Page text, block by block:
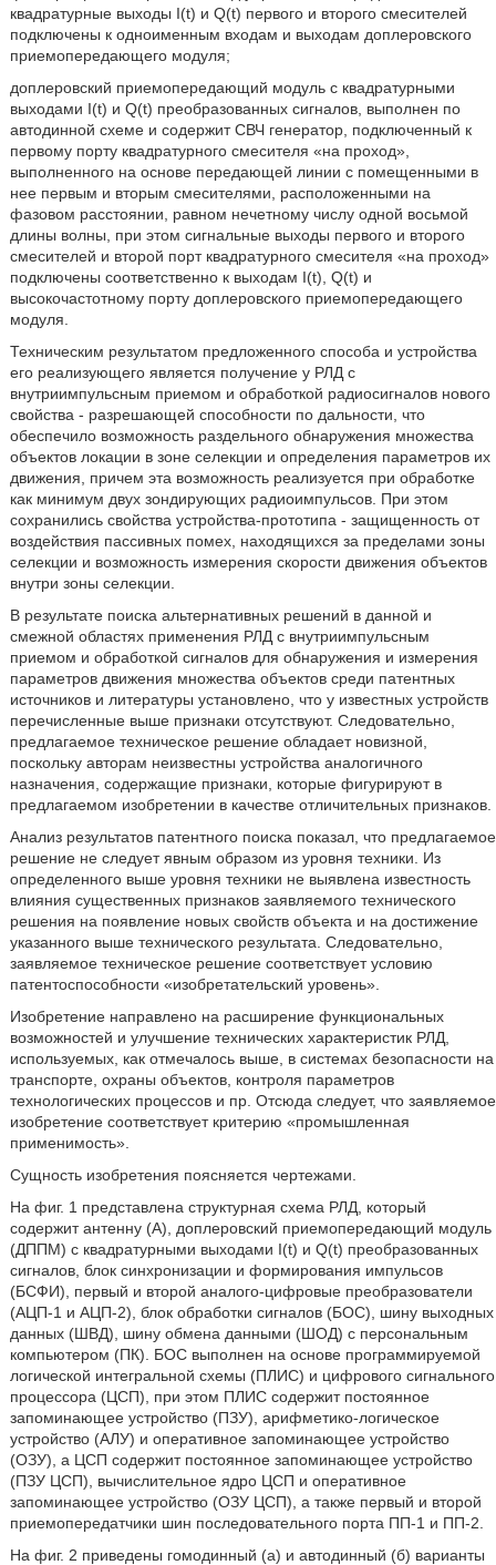
квадратурные выходы I(t) и Q(t) первого и второго смесителей
подключены к одноименным входам и выходам доплеровского
приемопередающего модуля;
доплеровский приемопередающий модуль с квадратурными
выходами I(t) и Q(t) преобразованных сигналов, выполнен по
автодинной схеме и содержит СВЧ генератор, подключенный к
первому порту квадратурного смесителя «на проход»,
выполненного на основе передающей линии с помещенными в
нее первым и вторым смесителями, расположенными на
фазовом расстоянии, равном нечетному числу одной восьмой
длины волны, при этом сигнальные выходы первого и второго
смесителей и второй порт квадратурного смесителя «на проход»
подключены соответственно к выходам I(t), Q(t) и
высокочастотному порту доплеровского приемопередающего
модуля.
Техническим результатом предложенного способа и устройства
его реализующего является получение у РЛД с
внутриимпульсным приемом и обработкой радиосигналов нового
свойства - разрешающей способности по дальности, что
обеспечило возможность раздельного обнаружения множества
объектов локации в зоне селекции и определения параметров их
движения, причем эта возможность реализуется при обработке
как минимум двух зондирующих радиоимпульсов. При этом
сохранились свойства устройства-прототипа - защищенность от
воздействия пассивных помех, находящихся за пределами зоны
селекции и возможность измерения скорости движения объектов
внутри зоны селекции.
В результате поиска альтернативных решений в данной и
смежной областях применения РЛД с внутриимпульсным
приемом и обработкой сигналов для обнаружения и измерения
параметров движения множества объектов среди патентных
источников и литературы установлено, что у известных устройств
перечисленные выше признаки отсутствуют. Следовательно,
предлагаемое техническое решение обладает новизной,
поскольку авторам неизвестны устройства аналогичного
назначения, содержащие признаки, которые фигурируют в
предлагаемом изобретении в качестве отличительных признаков.
Анализ результатов патентного поиска показал, что предлагаемое
решение не следует явным образом из уровня техники. Из
определенного выше уровня техники не выявлена известность
влияния существенных признаков заявляемого технического
решения на появление новых свойств объекта и на достижение
указанного выше технического результата. Следовательно,
заявляемое техническое решение соответствует условию
патентоспособности «изобретательский уровень».
Изобретение направлено на расширение функциональных
возможностей и улучшение технических характеристик РЛД,
используемых, как отмечалось выше, в системах безопасности на
транспорте, охраны объектов, контроля параметров
технологических процессов и пр. Отсюда следует, что заявляемое
изобретение соответствует критерию «промышленная
применимость».
Сущность изобретения поясняется чертежами.
На фиг. 1 представлена структурная схема РЛД, который
содержит антенну (А), доплеровский приемопередающий модуль
(ДППМ) с квадратурными выходами I(t) и Q(t) преобразованных
сигналов, блок синхронизации и формирования импульсов
(БСФИ), первый и второй аналого-цифровые преобразователи
(АЦП-1 и АЦП-2), блок обработки сигналов (БОС), шину выходных
данных (ШВД), шину обмена данными (ШОД) с персональным
компьютером (ПК). БОС выполнен на основе программируемой
логической интегральной схемы (ПЛИС) и цифрового сигнального
процессора (ЦСП), при этом ПЛИС содержит постоянное
запоминающее устройство (ПЗУ), арифметико-логическое
устройство (АЛУ) и оперативное запоминающее устройство
(ОЗУ), а ЦСП содержит постоянное запоминающее устройство
(ПЗУ ЦСП), вычислительное ядро ЦСП и оперативное
запоминающее устройство (ОЗУ ЦСП), а также первый и второй
приемопередатчики шин последовательного порта ПП-1 и ПП-2.
На фиг. 2 приведены гомодинный (а) и автодинный (б) варианты